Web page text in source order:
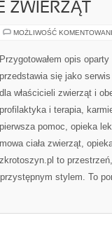
ZWIERZĄT
MOŻLIWOŚĆ
Przygotowałem opis
przedstawia się jako
dla właścicieli zwierząt i
profilaktyka i terapia,
pierwsza pomoc, opieka
mowa ciała zwierząt,
to
stylem. To